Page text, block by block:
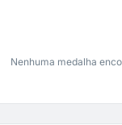
Nenhuma medalha